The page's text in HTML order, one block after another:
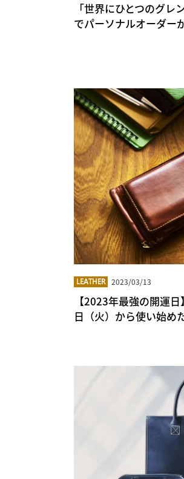
「世界にひとつのグ
でパーソナルオーダー
LEATHER 2023/03/13
【2023年最強の開運
日（火）から使い始め